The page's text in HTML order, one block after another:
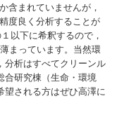
含まれていませんが，
度良く分析することが
以下に希釈するので，
まっています。当然環
分析はすべてクリーンル
合研究棟（生命・環境
望される方はぜひ高澤に